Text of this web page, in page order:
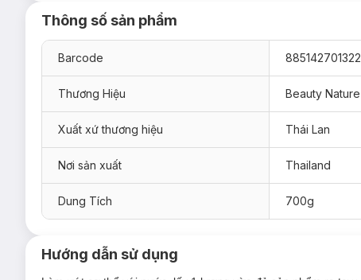
Bạn có biết làn da của mỗi người sản xuất ra khoảng 5 tỷ tế
làn da mới và tích tụ vi khuẩn cùng bụi bẩn. Điều này khiến
chết cho da là vô cùng cần thiết. Tương tự da mặt, da toàn
sừng dày cứng, cho da sáng mịn, mềm mại và dễ hấp thu
nhẹ nhàng, dễ chịu khi tắm mang đến cho bạn cảm giác thư
Thông số sản phẩm
Barcode
Thương Hiệu Beauty Nature
Xuất xứ thương hiệu Thái Lan
Nơi sản xuất Thailand
Dung Tích 700g
Hướng dẫn sử dụng